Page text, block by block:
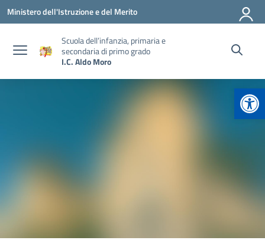
Vai ai contenuti
Vai al menu di navigazione
Vai al footer
Ministero dell'Istruzione e del Merito
Scuola dell’infanzia, primaria e
secondaria di primo grado
I.C. Aldo Moro